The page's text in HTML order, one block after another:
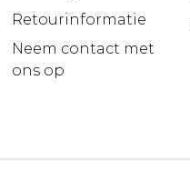
Retourinformatie
Neem contact met
ons op